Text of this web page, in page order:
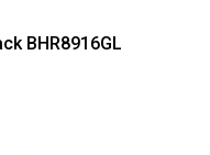
BHR8916GL